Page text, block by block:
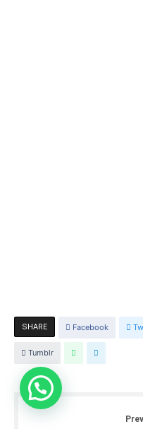
SHARE Facebook
Tumblr